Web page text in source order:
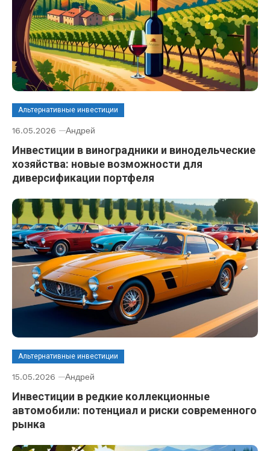
Альтернативные инвестиции
16.05.2026 Андрей
Инвестиции в виноградники и винодельческие
хозяйства: новые возможности для
диверсификации портфеля
Альтернативные инвестиции
15.05.2026 Андрей
Инвестиции в редкие коллекционные
автомобили: потенциал и риски современного
рынка